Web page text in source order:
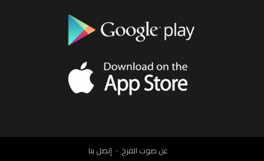
عن صوت الفرح إتصل بنا